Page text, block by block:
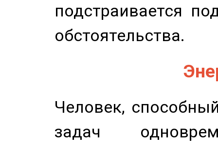
подстраивается
обстоятельства.
Человек,
задач